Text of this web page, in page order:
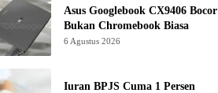
Asus Googlebook CX9406 Bocor
Bukan Chromebook Biasa
6 Agustus 2026
Iuran BPJS Cuma 1 Persen